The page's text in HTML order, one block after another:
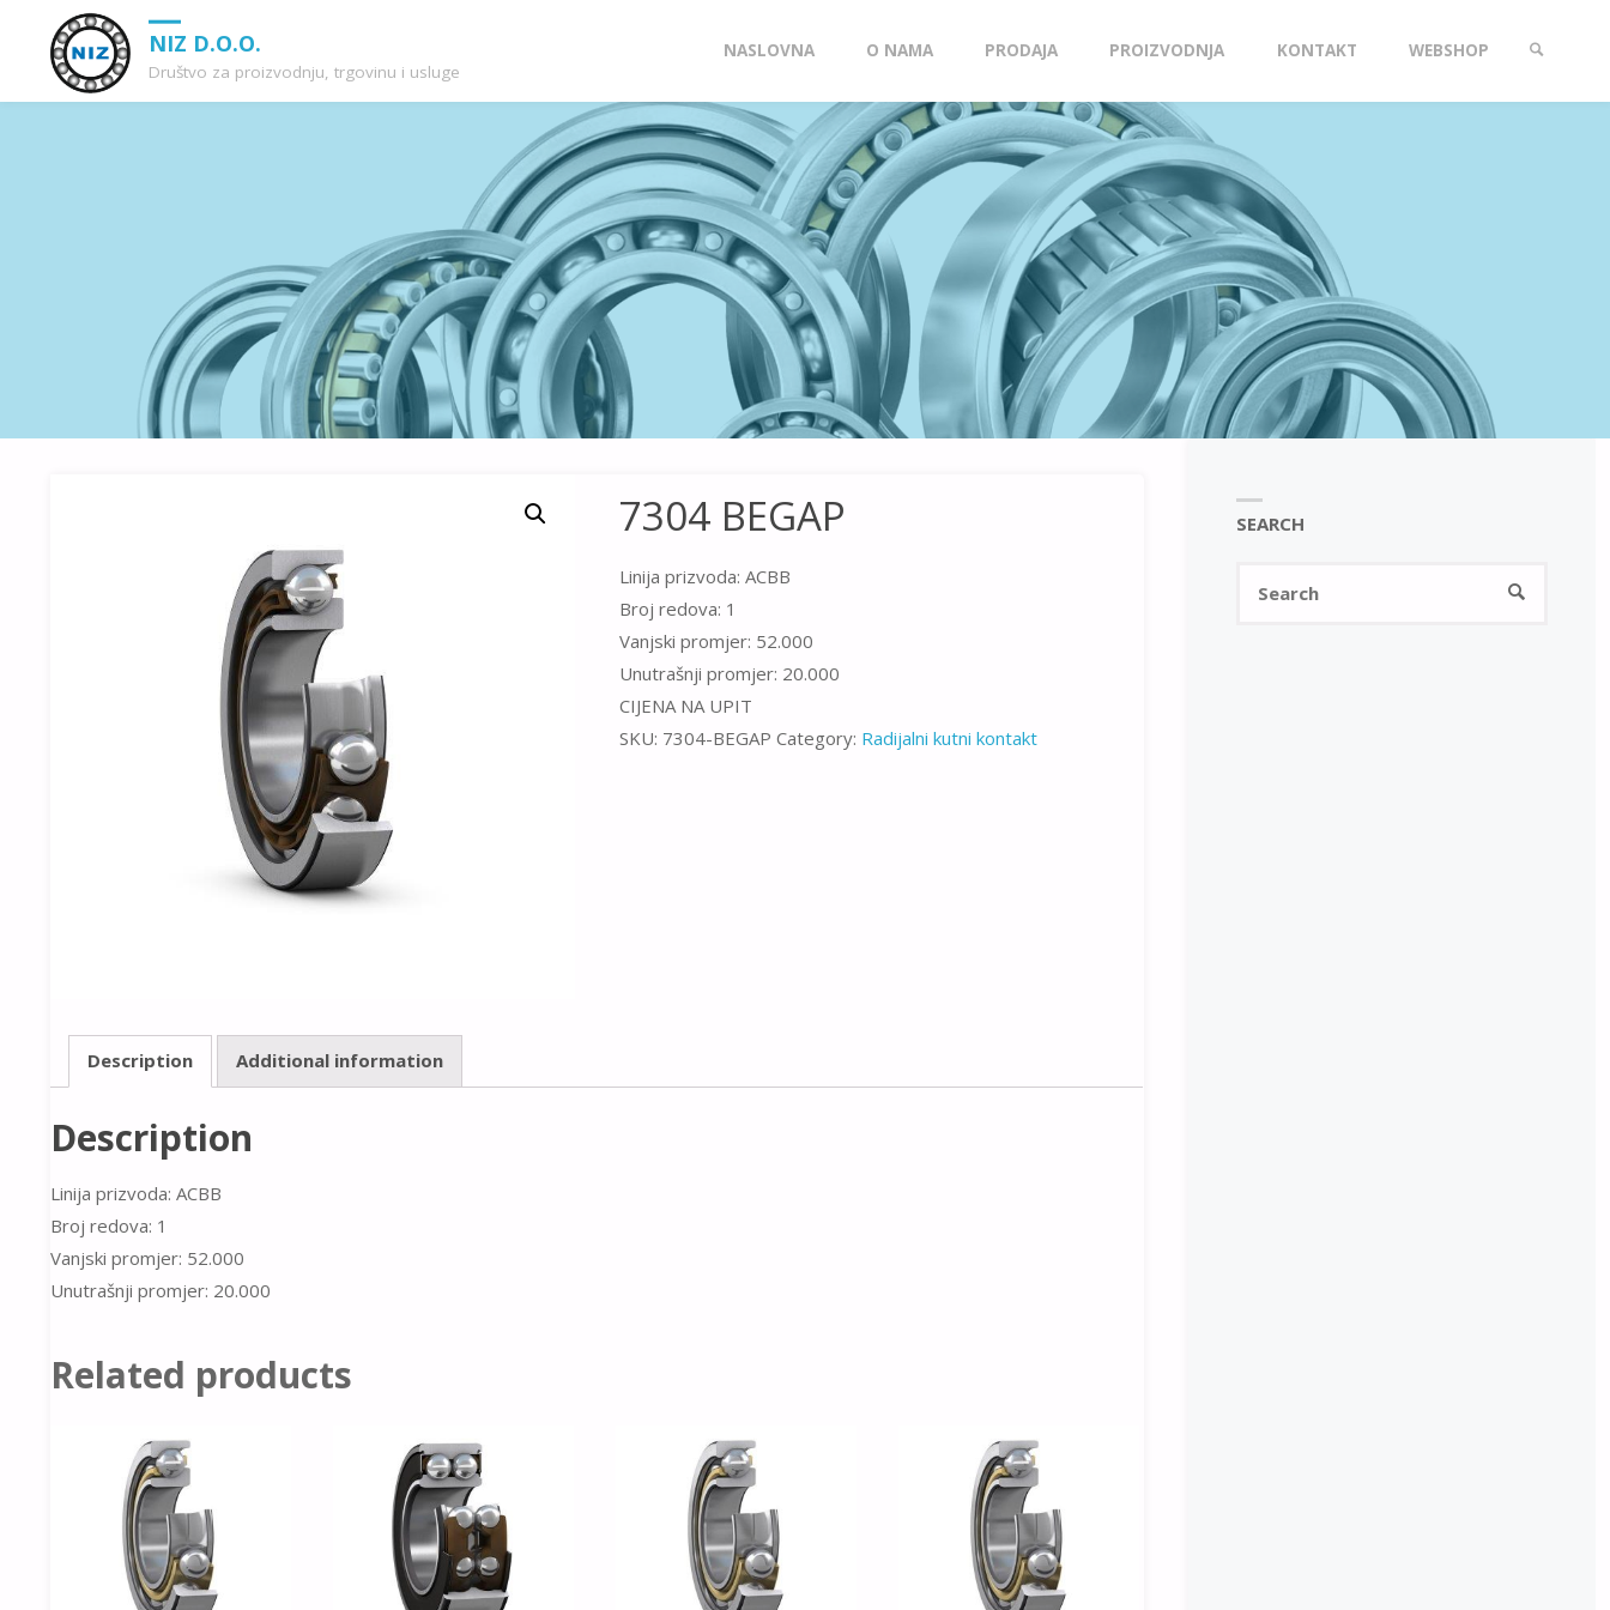
NIZ D.O.O.
Društvo za proizvodnju, trgovinu i usluge
content
NASLOVNA O NAMA PRODAJA PROIZVODNJA KONTAKT WEBSHOP
7304 BEGAP
Linija prizvoda: ACBB
Broj redova: 1
Vanjski promjer: 52.000
Unutrašnji promjer: 20.000
CIJENA NA UPIT
SKU: 7304-BEGAP Category: Radijalni kutni kontakt
Description Additional information
Description
Linija prizvoda: ACBB
Broj redova: 1
Vanjski promjer: 52.000
Unutrašnji promjer: 20.000
Related products
SEARCH
SEARCH